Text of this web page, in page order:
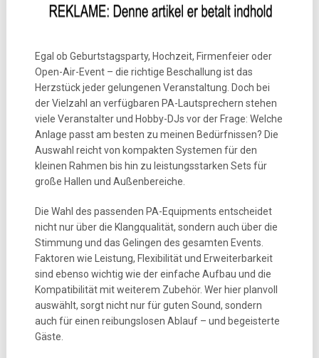
Egal ob Geburtstagsparty, Hochzeit, Firmenfeier oder
Open-Air-Event – die richtige Beschallung ist das
Herzstück jeder gelungenen Veranstaltung. Doch bei
der Vielzahl an verfügbaren PA-Lautsprechern stehen
viele Veranstalter und Hobby-DJs vor der Frage: Welche
Anlage passt am besten zu meinen Bedürfnissen? Die
Auswahl reicht von kompakten Systemen für den
kleinen Rahmen bis hin zu leistungsstarken Sets für
große Hallen und Außenbereiche.
Die Wahl des passenden PA-Equipments entscheidet
nicht nur über die Klangqualität, sondern auch über die
Stimmung und das Gelingen des gesamten Events.
Faktoren wie Leistung, Flexibilität und Erweiterbarkeit
sind ebenso wichtig wie der einfache Aufbau und die
Kompatibilität mit weiterem Zubehör. Wer hier planvoll
auswählt, sorgt nicht nur für guten Sound, sondern
auch für einen reibungslosen Ablauf – und begeisterte
Gäste.